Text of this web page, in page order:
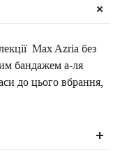
Max Azria без
бандажем а-ля
до цього вбрання,